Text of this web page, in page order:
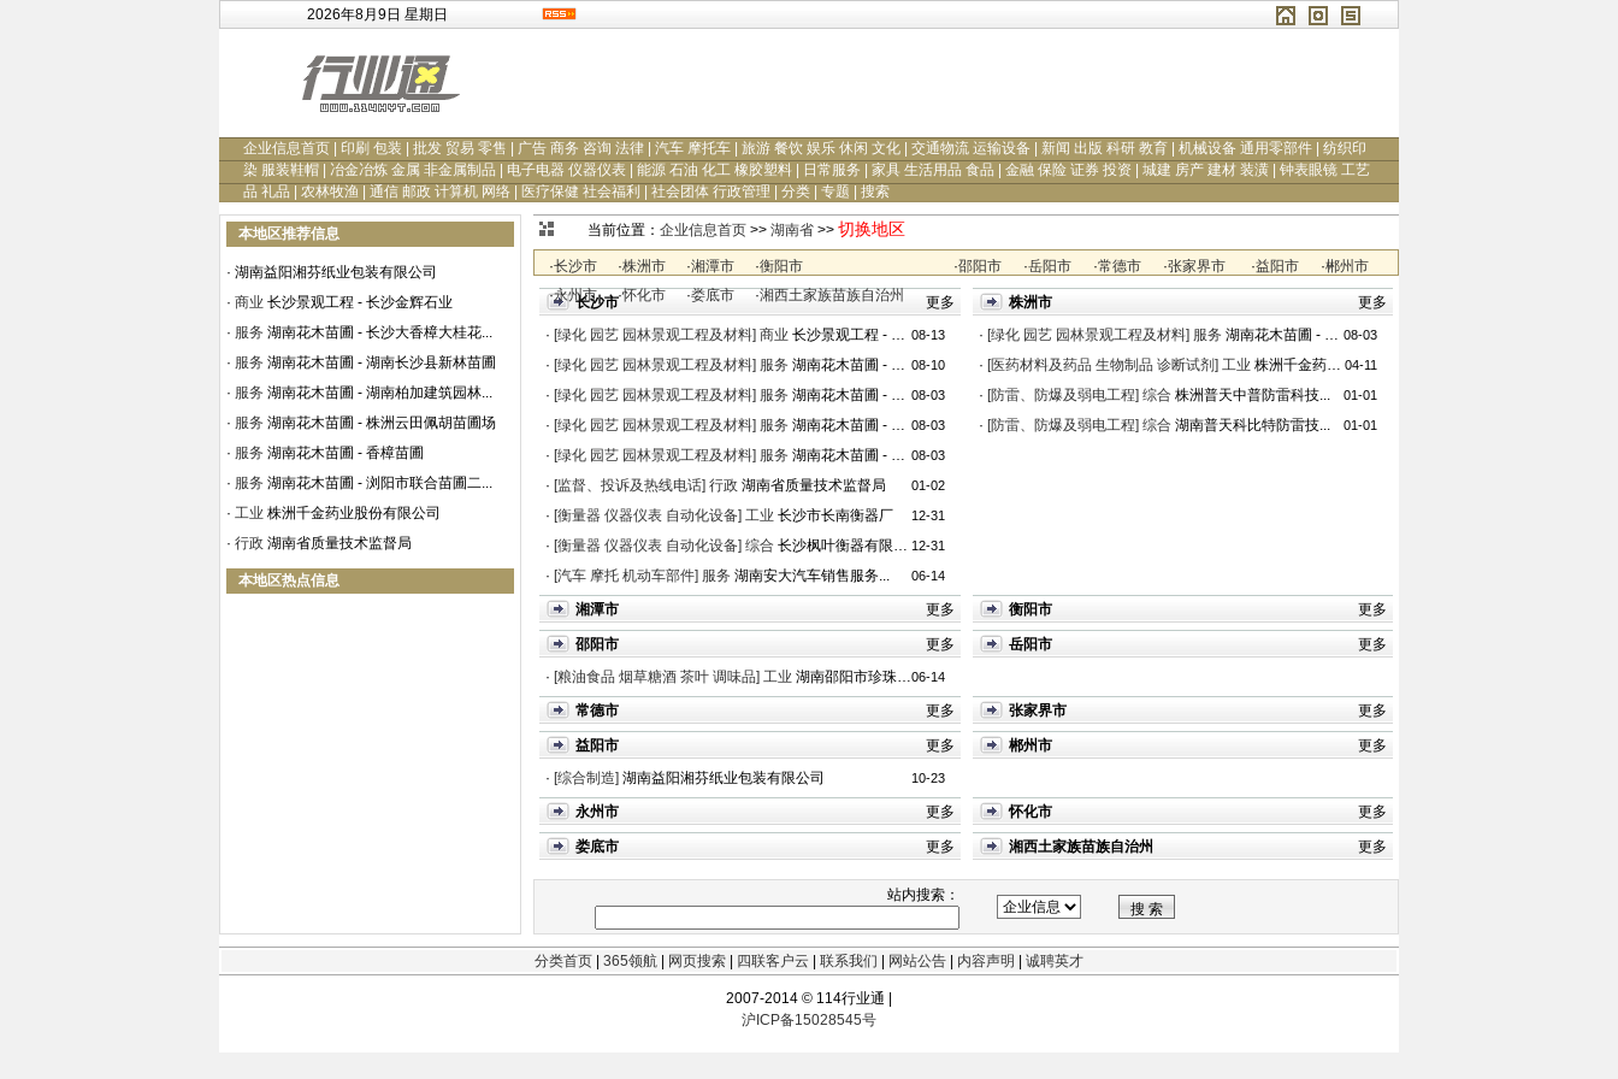
2026年8月9日 星期日
企业信息首页 印刷 包装 批发 贸易 零售 广告 商务 咨询 法律 汽车 摩托车 旅游 餐饮 娱乐 休闲 文化 交通物流 运输设备 新闻 出版 科研 教育 机械设备 通用零部件
纺织印
染 服装鞋帽
冶金冶炼 金属 非金属制品 电子电器 仪器仪表 能源 石油 化工 橡胶塑料 日常服务 家具 生活用品 食品 金融 保险 证券 投资 城建 房产 建材 装潢
钟表眼镜 工艺
品 礼品
农林牧渔 通信 邮政 计算机 网络 医疗保健 社会福利 社会团体 行政管理 分类 专题 搜索
本地区推荐信息
· 湖南益阳湘芬纸业包装有限公司
· 商业 长沙景观工程 - 长沙金辉石业
· 服务 湖南花木苗圃 - 长沙大香樟大桂花...
· 服务 湖南花木苗圃 - 湖南长沙县新林苗圃
· 服务 湖南花木苗圃 - 湖南柏加建筑园林...
· 服务 湖南花木苗圃 - 株洲云田佩胡苗圃场
· 服务 湖南花木苗圃 - 香樟苗圃
· 服务 湖南花木苗圃 - 浏阳市联合苗圃二...
· 工业 株洲千金药业股份有限公司
· 行政 湖南省质量技术监督局
本地区热点信息
当前位置： 企业信息首页 >> 湖南省 >> 切换地区
·长沙市 ·株洲市 ·湘潭市 ·衡阳市 ·邵阳市 ·岳阳市 ·常德市 ·张家界市 ·益阳市 ·郴州市
·永州市 ·怀化市 ·娄底市 ·湘西土家族苗族自治州
长沙市 更多
08-13
· [绿化 园艺 园林景观工程及材料] 商业 长沙景观工程 - 长沙金...
08-10
· [绿化 园艺 园林景观工程及材料] 服务 湖南花木苗圃 - 长沙大...
08-03
· [绿化 园艺 园林景观工程及材料] 服务 湖南花木苗圃 - 湖南长...
08-03
· [绿化 园艺 园林景观工程及材料] 服务 湖南花木苗圃 - 湖南柏...
08-03
· [绿化 园艺 园林景观工程及材料] 服务 湖南花木苗圃 - 香樟苗圃
01-02
· [监督、投诉及热线电话] 行政 湖南省质量技术监督局
12-31
· [衡量器 仪器仪表 自动化设备] 工业 长沙市长南衡器厂
12-31
· [衡量器 仪器仪表 自动化设备] 综合 长沙枫叶衡器有限公司
06-14
· [汽车 摩托 机动车部件] 服务 湖南安大汽车销售服务...
株洲市 更多
08-03
· [绿化 园艺 园林景观工程及材料] 服务 湖南花木苗圃 - 株洲云...
04-11
· [医药材料及药品 生物制品 诊断试剂] 工业 株洲千金药业股份有限公司
01-01
· [防雷、防爆及弱电工程] 综合 株洲普天中普防雷科技...
01-01
· [防雷、防爆及弱电工程] 综合 湖南普天科比特防雷技...
湘潭市 更多 衡阳市 更多
邵阳市 更多
06-14
· [粮油食品 烟草糖酒 茶叶 调味品] 工业 湖南邵阳市珍珠食品厂
岳阳市 更多
常德市 更多 张家界市 更多
益阳市 更多
10-23
· [综合制造] 湖南益阳湘芬纸业包装有限公司
郴州市 更多
永州市 更多 怀化市 更多
娄底市 更多 湘西土家族苗族自治州 更多
站内搜索：
分类首页 365领航 网页搜索 四联客户云 联系我们 网站公告 内容声明 诚聘英才
2007-2014 © 114行业通 |
沪ICP备15028545号